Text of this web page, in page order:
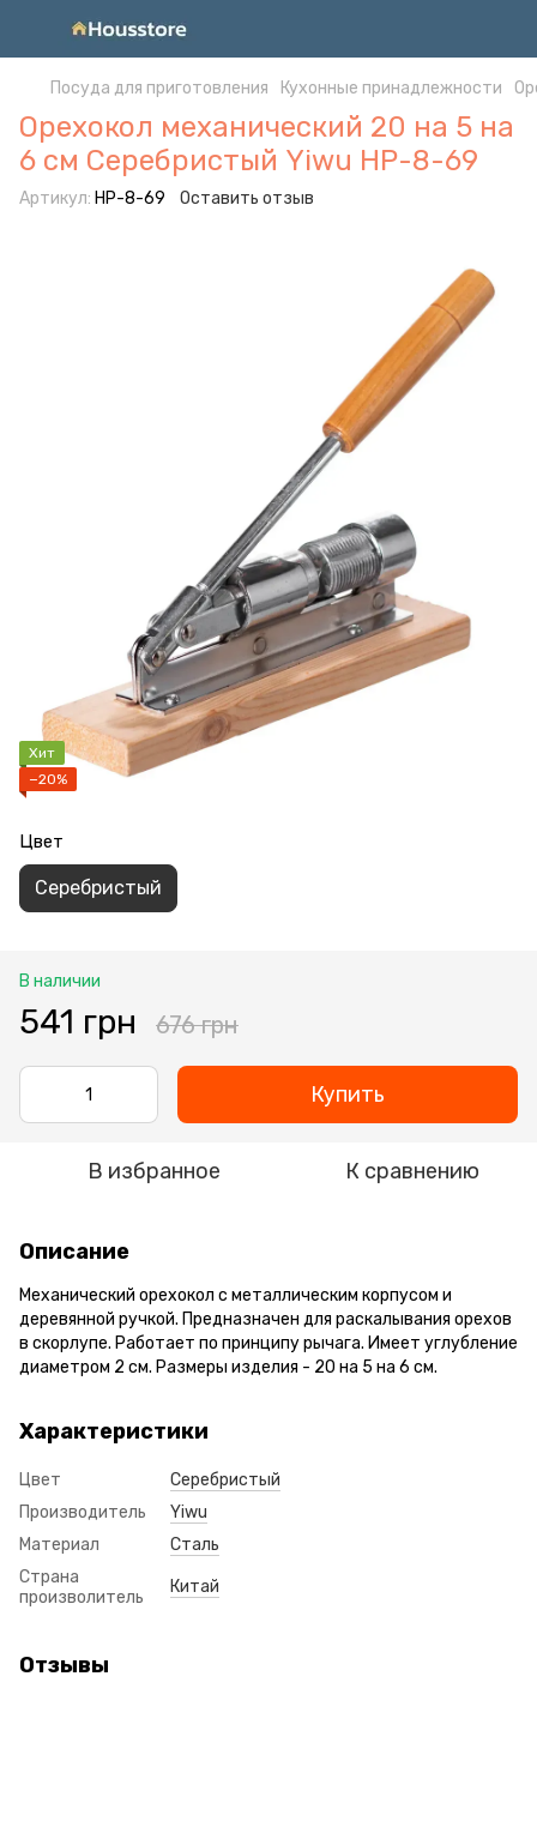
Посуда для приготовления Кухонные принадлежности
Орехокол механический 20 на 5 на
6 см Серебристый Yiwu HP-8-69
Артикул: HP-8-69 Оставить отзыв
Хит
−20%
Цвет
Серебристый
В наличии
541 грн 676 грн
Купить
В избранное К сравнению
Описание
Механический орехокол с металлическим корпусом и
деревянной ручкой. Предназначен для раскалывания орехов
в скорлупе. Работает по принципу рычага. Имеет углубление
диаметром 2 см. Размеры изделия - 20 на 5 на 6 см.
Характеристики
Цвет
Серебристый
Производитель
Yiwu
Материал
Сталь
Страна
произволитель
Китай
Отзывы